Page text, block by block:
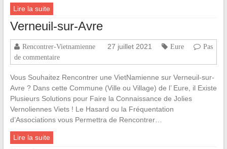
Lire la suite
Verneuil-sur-Avre
Rencontrer-Vietnamienne 27 juillet 2021 Eure
Pas
de commentaire
Vous Souhaitez Rencontrer une VietNamienne sur Verneuil-sur-
Avre ? Dans cette Commune (Ville ou Village) de l’ Eure, il Existe
Plusieurs Solutions pour Faire la Connaissance de Jolies
Vernoliennes Viets ! Le Hasard ou la Fréquentation
d’Associations vous Permettra de Rencontrer…
Lire la suite